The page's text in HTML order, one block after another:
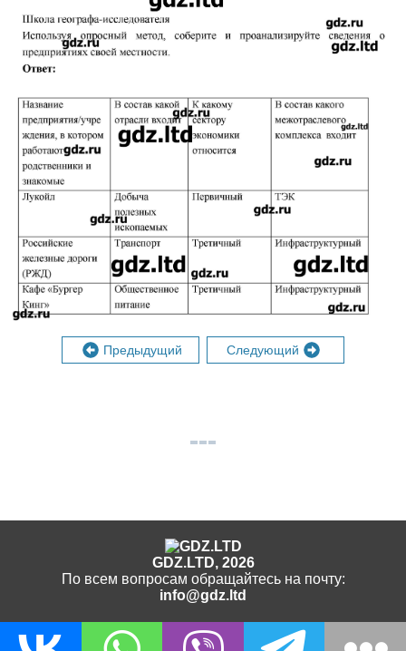
Предыдущий Следующий
GDZ.LTD, 2026
По всем вопросам обращайтесь на почту:
info@gdz.ltd